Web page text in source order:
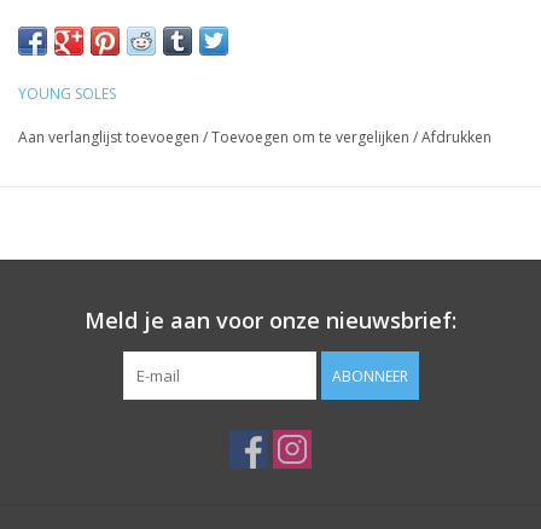
YOUNG SOLES
Aan verlanglijst toevoegen /Toevoegen om te vergelijken /Afdrukken
Meld je aan voor onze nieuwsbrief:
ABONNEER